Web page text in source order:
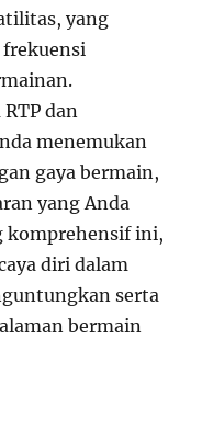
yang
dan
menemukan
gaya bermain,
yang Anda
komprehensif ini,
diri dalam
serta
bermain